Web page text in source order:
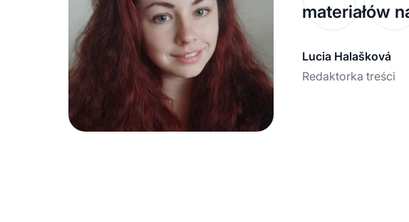
materiałów
Lucia Halašková
Redaktorka treści